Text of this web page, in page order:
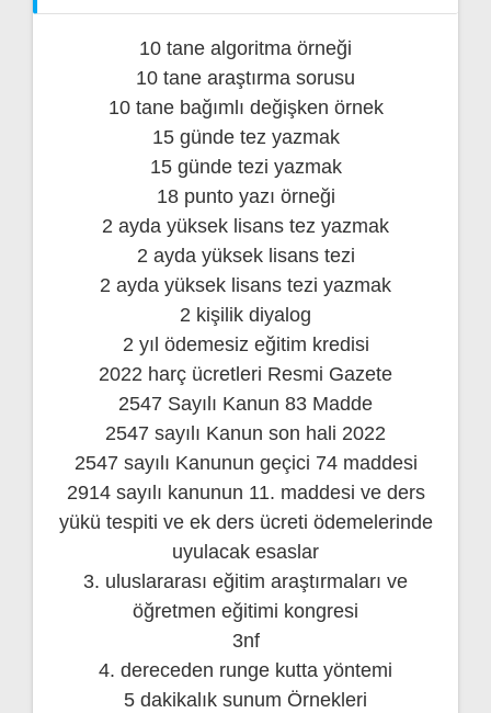
10 tane algoritma örneği
10 tane araştırma sorusu
10 tane bağımlı değişken örnek
15 günde tez yazmak
15 günde tezi yazmak
18 punto yazı örneği
2 ayda yüksek lisans tez yazmak
2 ayda yüksek lisans tezi
2 ayda yüksek lisans tezi yazmak
2 kişilik diyalog
2 yıl ödemesiz eğitim kredisi
2022 harç ücretleri Resmi Gazete
2547 Sayılı Kanun 83 Madde
2547 sayılı Kanun son hali 2022
2547 sayılı Kanunun geçici 74 maddesi
2914 sayılı kanunun 11. maddesi ve ders
yükü tespiti ve ek ders ücreti ödemelerinde
uyulacak esaslar
3. uluslararası eğitim araştırmaları ve
öğretmen eğitimi kongresi
3nf
4. dereceden runge kutta yöntemi
5 dakikalık sunum Örnekleri